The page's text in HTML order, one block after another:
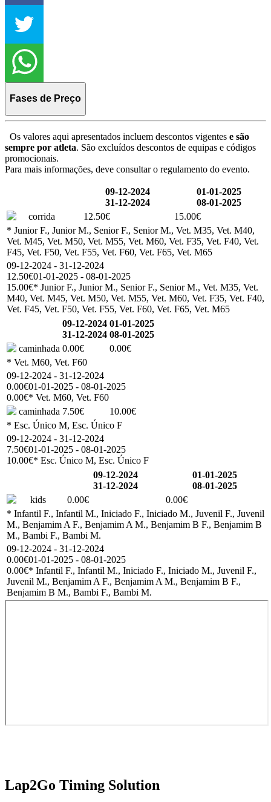
Fases de Preço
Os valores aqui apresentados incluem descontos vigentes e são
sempre por atleta. São excluídos descontos de equipas e códigos
promocionais.
Para mais informações, deve consultar o regulamento do evento.
09-12-2024
31-12-2024
01-01-2025
08-01-2025
corrida
12.50€
15.00€
* Junior F., Junior M., Senior F., Senior M., Vet. M35, Vet. M40,
Vet. M45, Vet. M50, Vet. M55, Vet. M60, Vet. F35, Vet. F40, Vet.
F45, Vet. F50, Vet. F55, Vet. F60, Vet. F65, Vet. M65
09-12-2024 - 31-12-2024
12.50€01-01-2025 - 08-01-2025
15.00€* Junior F., Junior M., Senior F., Senior M., Vet. M35, Vet.
M40, Vet. M45, Vet. M50, Vet. M55, Vet. M60, Vet. F35, Vet. F40,
Vet. F45, Vet. F50, Vet. F55, Vet. F60, Vet. F65, Vet. M65
09-12-2024
31-12-2024
01-01-2025
08-01-2025
caminhada 0.00€
0.00€
* Vet. M60, Vet. F60
09-12-2024 - 31-12-2024
0.00€01-01-2025 - 08-01-2025
0.00€* Vet. M60, Vet. F60
caminhada 7.50€
10.00€
* Esc. Único M, Esc. Único F
09-12-2024 - 31-12-2024
7.50€01-01-2025 - 08-01-2025
10.00€* Esc. Único M, Esc. Único F
09-12-2024
31-12-2024
01-01-2025
08-01-2025
kids
0.00€
0.00€
* Infantil F., Infantil M., Iniciado F., Iniciado M., Juvenil F., Juvenil
M., Benjamim A F., Benjamim A M., Benjamim B F., Benjamim B
M., Bambi F., Bambi M.
09-12-2024 - 31-12-2024
0.00€01-01-2025 - 08-01-2025
0.00€* Infantil F., Infantil M., Iniciado F., Iniciado M., Juvenil F.,
Juvenil M., Benjamim A F., Benjamim A M., Benjamim B F.,
Benjamim B M., Bambi F., Bambi M.
Lap2Go Timing Solution